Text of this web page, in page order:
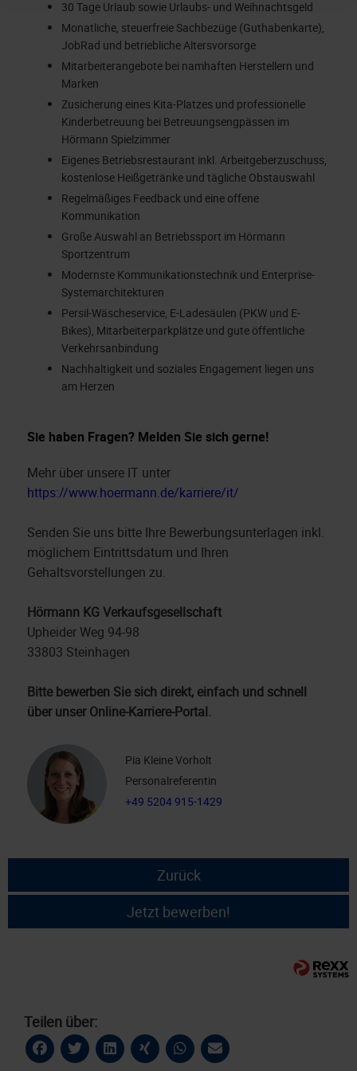
30 Tage Urlaub sowie Urlaubs- und Weihnachtsgeld
Monatliche, steuerfreie Sachbezüge (Guthabenkarte),
JobRad und betriebliche Altersvorsorge
Mitarbeiterangebote bei namhaften Herstellern und
Marken
Zusicherung eines Kita-Platzes und professionelle
Kinderbetreuung bei Betreuungsengpässen im
Hörmann Spielzimmer
Eigenes Betriebsrestaurant inkl. Arbeitgeberzuschuss,
kostenlose Heißgetränke und tägliche Obstauswahl
Regelmäßiges Feedback und eine offene
Kommunikation
Große Auswahl an Betriebssport im Hörmann
Sportzentrum
Modernste Kommunikationstechnik und Enterprise-
Systemarchitekturen
Persil-Wäscheservice, E-Ladesäulen (PKW und E-
Bikes), Mitarbeiterparkplätze und gute öffentliche
Verkehrsanbindung
Nachhaltigkeit und soziales Engagement liegen uns
am Herzen
Sie haben Fragen? Melden Sie sich gerne!
Mehr über unsere IT unter
https://www.hoermann.de/karriere/it/
Senden Sie uns bitte Ihre Bewerbungsunterlagen inkl.
möglichem Eintrittsdatum und Ihren
Gehaltsvorstellungen zu.
Hörmann KG Verkaufsgesellschaft
Upheider Weg 94-98
33803 Steinhagen
Bitte bewerben Sie sich direkt, einfach und schnell
über unser Online-Karriere-Portal.
Pia Kleine Vorholt
Personalreferentin
+49 5204 915-1429
Zurück
Jetzt bewerben!
Teilen über: